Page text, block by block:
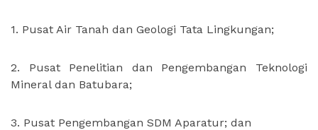
1. Pusat Air Tanah dan Geologi Tata Lingkungan;
2. Pusat Penelitian dan Pengembangan Teknologi
Mineral dan Batubara;
3. Pusat Pengembangan SDM Aparatur; dan